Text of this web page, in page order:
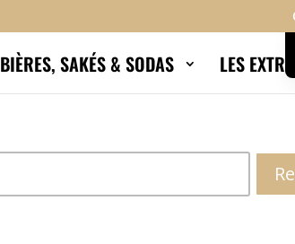
BIÈRES, SAKÉS & SODAS LES